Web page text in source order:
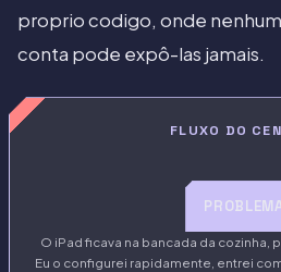
proprio codigo, onde
conta pode expô-las jamais.
FLUXO DO
O iPad ficava na bancada da cozinha,
Eu o configurei rapidamente, entrei